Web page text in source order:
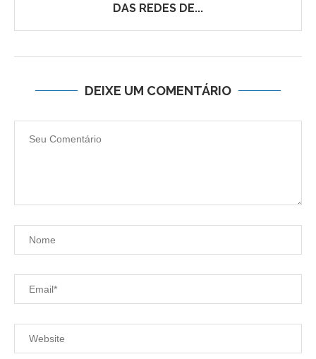
DAS REDES DE...
DEIXE UM COMENTÁRIO